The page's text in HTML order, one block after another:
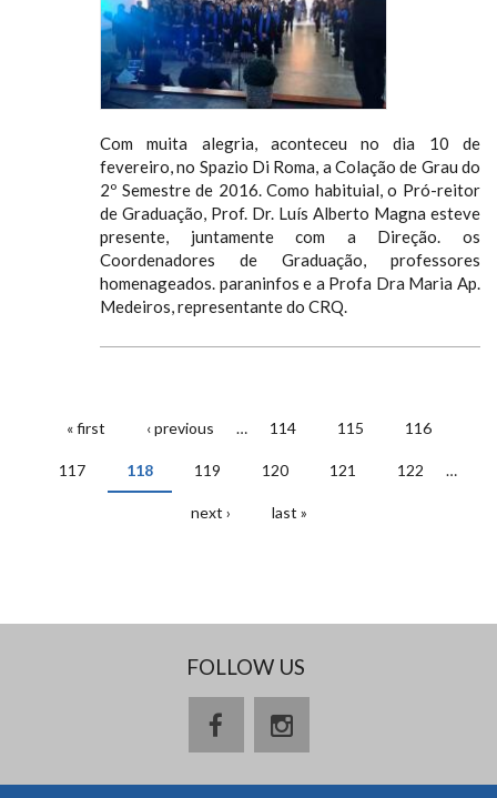
Com muita alegria, aconteceu no dia 10 de
fevereiro, no Spazio Di Roma, a Colação de Grau do
2º Semestre de 2016. Como habituial, o Pró-reitor
de Graduação, Prof. Dr. Luís Alberto Magna esteve
presente, juntamente com a Direção. os
Coordenadores de Graduação, professores
homenageados. paraninfos e a Profa Dra Maria Ap.
Medeiros, representante do CRQ.
« first ‹ previous … 114 115 116
117 118 119 120 121 122 …
next › last »
FOLLOW US